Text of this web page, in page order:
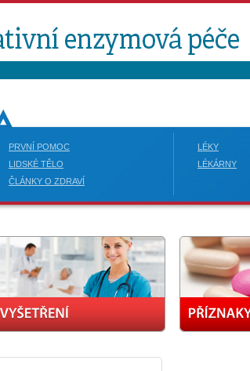
PRVNÍ POMOC
LIDSKÉ TĚLO
ČLÁNKY O ZDRAVÍ
LÉKY
LÉKÁRNY